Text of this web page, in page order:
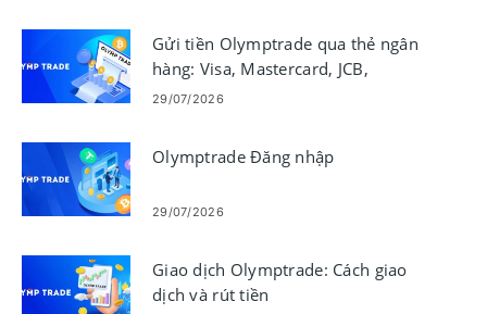
Gửi tiền Olymptrade qua thẻ ngân
hàng: Visa, Mastercard, JCB,
Discover
29/07/2026
Olymptrade Đăng nhập
29/07/2026
Giao dịch Olymptrade: Cách giao
dịch và rút tiền